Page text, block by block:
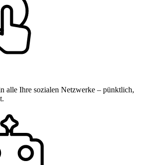
alle Ihre sozialen Netzwerke – pünktlich,